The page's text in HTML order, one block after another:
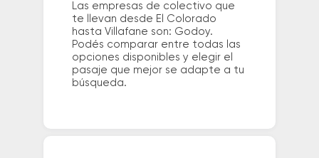
Las empresas de colectivo que
te llevan desde El Colorado
hasta Villafane son: Godoy.
Podés comparar entre todas las
opciones disponibles y elegir el
pasaje que mejor se adapte a tu
búsqueda.